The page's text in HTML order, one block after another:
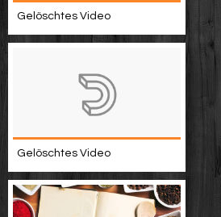
Gelöschtes Video
Gelöschtes Video